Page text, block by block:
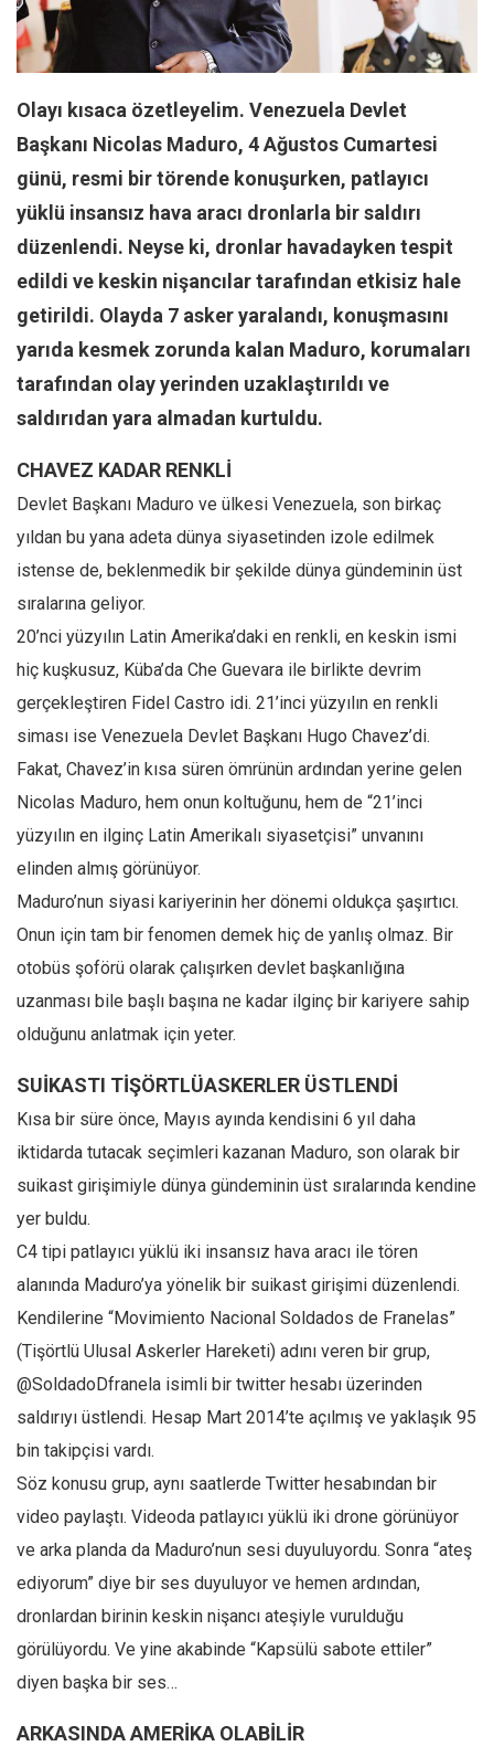
Facebook
Instagram
Editörden
Kemal Özer
Mahmut Toptaş
Yvonne Ridley
Barış Tarımcıoğlu
Ömer Kayani
Yusuf Armağan
Hasanali Yıldırım
Selçuk Türkyılmaz
Mehmet Ali Tekin
Abir E. Nahas
Amina S. Jenenkovic
Bağdagül Öz
Esra Elönü
» Yazar arşivi
Tüm Sayılar
Kategoriler
Kültür Sanat
Kitap
Karisi kitap sualleri
7 soruda bu hafta
Manzara
Sağlık
Gıda-Beslenme
Hayat
Dünya
Avrupa
Asya
Afrika
İslam Dünyası
Amerika
Avustralya
Tarih
Dosyalar
Olayı kısaca özetleyelim. Venezuela Devlet
Başkanı Nicolas Maduro, 4 Ağustos Cumartesi
günü, resmi bir törende konuşurken, patlayıcı
yüklü insansız hava aracı dronlarla bir saldırı
düzenlendi. Neyse ki, dronlar havadayken tespit
edildi ve keskin nişancılar tarafından etkisiz hale
getirildi. Olayda 7 asker yaralandı, konuşmasını
yarıda kesmek zorunda kalan Maduro, korumaları
tarafından olay yerinden uzaklaştırıldı ve
saldırıdan yara almadan kurtuldu.
CHAVEZ KADAR RENKLİ
Devlet Başkanı Maduro ve ülkesi Venezuela, son birkaç
yıldan bu yana adeta dünya siyasetinden izole edilmek
istense de, beklenmedik bir şekilde dünya gündeminin üst
sıralarına geliyor.
20’nci yüzyılın Latin Amerika’daki en renkli, en keskin ismi
hiç kuşkusuz, Küba’da Che Guevara ile birlikte devrim
gerçekleştiren Fidel Castro idi. 21’inci yüzyılın en renkli
siması ise Venezuela Devlet Başkanı Hugo Chavez’di.
Fakat, Chavez’in kısa süren ömrünün ardından yerine gelen
Nicolas Maduro, hem onun koltuğunu, hem de “21’inci
yüzyılın en ilginç Latin Amerikalı siyasetçisi” unvanını
elinden almış görünüyor.
Maduro’nun siyasi kariyerinin her dönemi oldukça şaşırtıcı.
Onun için tam bir fenomen demek hiç de yanlış olmaz. Bir
otobüs şoförü olarak çalışırken devlet başkanlığına
uzanması bile başlı başına ne kadar ilginç bir kariyere sahip
olduğunu anlatmak için yeter.
SUİKASTI TİŞÖRTLÜASKERLER ÜSTLENDİ
Kısa bir süre önce, Mayıs ayında kendisini 6 yıl daha
iktidarda tutacak seçimleri kazanan Maduro, son olarak bir
suikast girişimiyle dünya gündeminin üst sıralarında kendine
yer buldu.
C4 tipi patlayıcı yüklü iki insansız hava aracı ile tören
alanında Maduro’ya yönelik bir suikast girişimi düzenlendi.
Kendilerine “Movimiento Nacional Soldados de Franelas”
(Tişörtlü Ulusal Askerler Hareketi) adını veren bir grup,
@SoldadoDfranela isimli bir twitter hesabı üzerinden
saldırıyı üstlendi. Hesap Mart 2014’te açılmış ve yaklaşık 95
bin takipçisi vardı.
Söz konusu grup, aynı saatlerde Twitter hesabından bir
video paylaştı. Videoda patlayıcı yüklü iki drone görünüyor
ve arka planda da Maduro’nun sesi duyuluyordu. Sonra “ateş
ediyorum” diye bir ses duyuluyor ve hemen ardından,
dronlardan birinin keskin nişancı ateşiyle vurulduğu
görülüyordu. Ve yine akabinde “Kapsülü sabote ettiler”
diyen başka bir ses…
ARKASINDA AMERİKA OLABİLİR